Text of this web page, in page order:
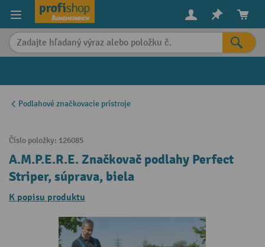
content
Podlahové značkovacie prístroje
Číslo položky: 126085
A.M.P.E.R.E. Značkovač podlahy Perfect
Striper, súprava, biela
K popisu produktu